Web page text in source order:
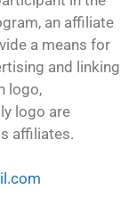
an affiliate
a means for
and linking
logo,
logo are
affiliates.